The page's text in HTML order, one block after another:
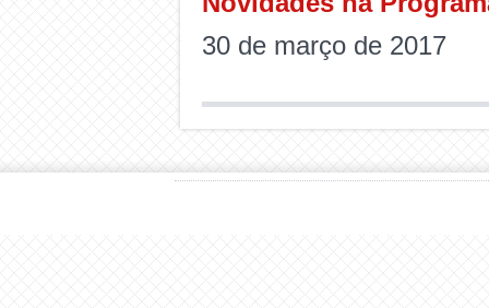
30 de março de 2017